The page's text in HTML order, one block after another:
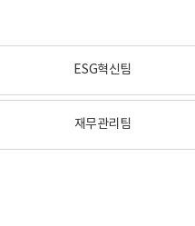
ESG혁신팀
재무관리팀